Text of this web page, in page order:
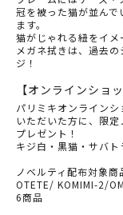
冠を被った猫が並ん
ます。
猫がじゃれる紐をイメ
メガネ拭きは、過去
ジ！
【オンラインショ
パリミキオンライン
いただいた方に、限
プレゼント！
キジ白・黒猫・サバト
ノベルティ配布対象商
OTETE/ KOMIMI-2/
6商品